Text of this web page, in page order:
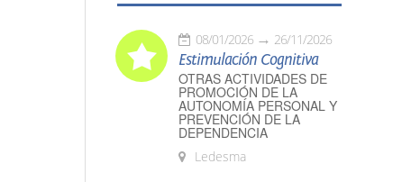
08/01/2026 26/11/2026
Estimulación Cognitiva
OTRAS ACTIVIDADES DE
PROMOCIÓN DE LA
AUTONOMÍA PERSONAL Y
PREVENCIÓN DE LA
DEPENDENCIA
Ledesma